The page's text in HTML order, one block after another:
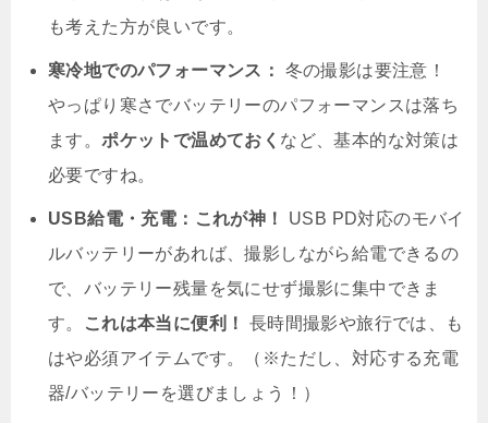
も考えた方が良いです。
寒冷地でのパフォーマンス：
冬の撮影は要注意！
やっぱり寒さでバッテリーのパフォーマンスは落ち
ます。ポケットで温めておく など、基本的な対策は
必要ですね。
USB給電・充電：これが神！
USB PD対応のモバイ
ルバッテリーがあれば、撮影しながら給電できるの
で、バッテリー残量を気にせず撮影に集中できま
す。
これは本当に便利！
長時間撮影や旅行では、も
はや必須アイテムです。（※ただし、対応する充電
器/バッテリーを選びましょう！）